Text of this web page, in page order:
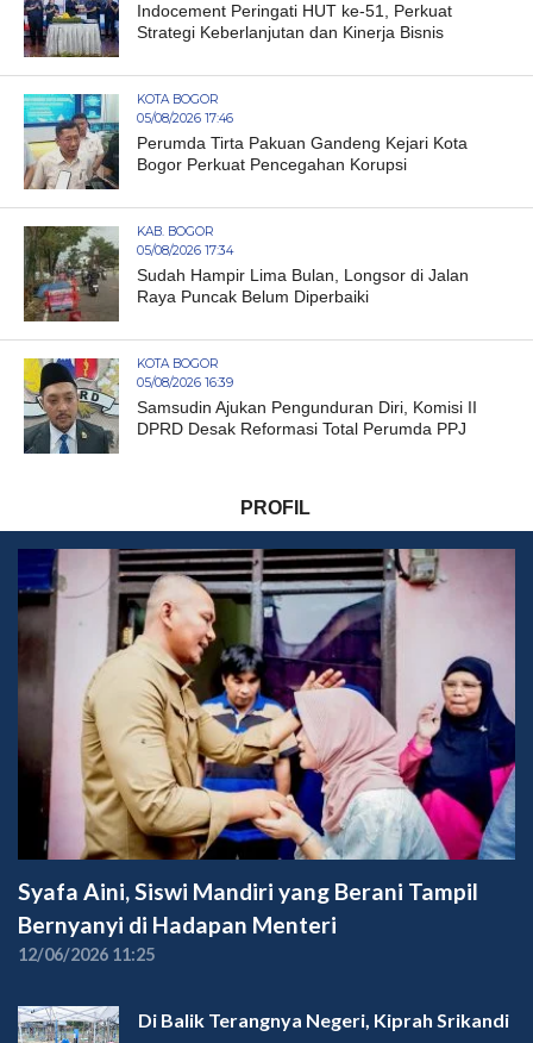
Indocement Peringati HUT ke-51, Perkuat
Strategi Keberlanjutan dan Kinerja Bisnis
KOTA BOGOR
05/08/2026 17:46
Perumda Tirta Pakuan Gandeng Kejari Kota
Bogor Perkuat Pencegahan Korupsi
KAB. BOGOR
05/08/2026 17:34
Sudah Hampir Lima Bulan, Longsor di Jalan
Raya Puncak Belum Diperbaiki
KOTA BOGOR
05/08/2026 16:39
Samsudin Ajukan Pengunduran Diri, Komisi II
DPRD Desak Reformasi Total Perumda PPJ
PROFIL
Syafa Aini, Siswi Mandiri yang Berani Tampil
Bernyanyi di Hadapan Menteri
12/06/2026 11:25
Di Balik Terangnya Negeri, Kiprah Srikandi